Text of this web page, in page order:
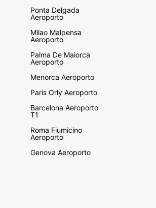
Ponta Delgada
Aeroporto
Milao Malpensa
Aeroporto
Palma De Maiorca
Aeroporto
Menorca Aeroporto
Paris Orly Aeroporto
Barcelona Aeroporto
T1
Roma Fiumicino
Aeroporto
Genova Aeroporto